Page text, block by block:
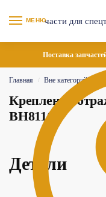
МЕНЮ
Поставка
Главная / Вне категорий
Крепление
BH81161
Детали